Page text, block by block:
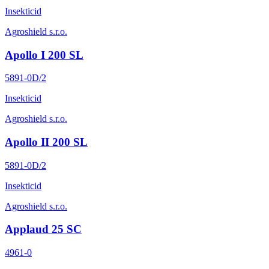
Insekticid
Agroshield s.r.o.
Apollo I 200 SL
5891-0D/2
Insekticid
Agroshield s.r.o.
Apollo II 200 SL
5891-0D/2
Insekticid
Agroshield s.r.o.
Applaud 25 SC
4961-0